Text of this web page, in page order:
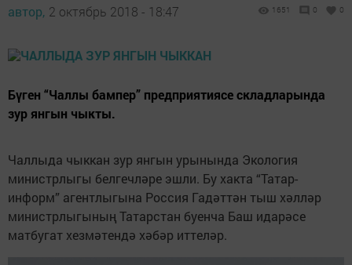
автор, 2 октябрь 2018 - 18:47 1651 0 0
Бүген “Чаллы бампер” предприятиясе складларында
зур янгын чыкты.
Чаллыда чыккан зур янгын урынында Экология
министрлыгы белгечләре эшли. Бу хакта “Татар-
информ” агентлыгына Россия Гадәттән тыш хәлләр
министрлыгының Татарстан буенча Баш идарәсе
матбугат хезмәтендә хәбәр иттеләр.